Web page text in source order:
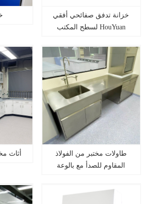
خزانة تدفق صفائحي أفقي
لسطح المكتب HouYuan
أثاث
طاولات مختبر من الفولاذ
المقاوم للصدأ مع بالوعة